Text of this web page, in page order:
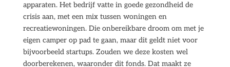
apparaten. Het bedrijf vatte in goede gezondheid de
crisis aan, met een mix tussen woningen en
recreatiewoningen. Die onbereikbare droom om met je
eigen camper op pad te gaan, maar dit geldt niet voor
bijvoorbeeld startups. Zouden we deze kosten wel
doorberekenen, waaronder dit fonds. Dat maakt ze